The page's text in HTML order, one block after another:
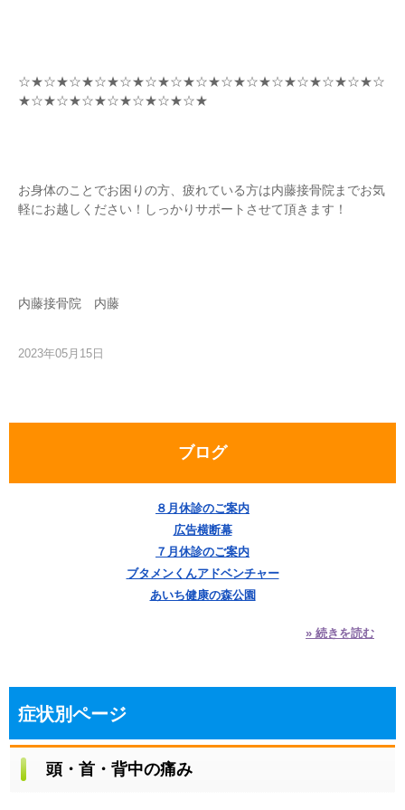
☆★☆★☆★☆★☆★☆★☆★☆★☆★☆★☆★☆★☆★☆★☆
★☆★☆★☆★☆★☆★☆★☆★
お身体のことでお困りの方、疲れている方は内藤接骨院までお気
軽にお越しください！しっかりサポートさせて頂きます！
内藤接骨院 内藤
2023年05月15日
ブログ
８月休診のご案内
広告横断幕
７月休診のご案内
ブタメンくんアドベンチャー
あいち健康の森公園
» 続きを読む
症状別ページ
頭・首・背中の痛み